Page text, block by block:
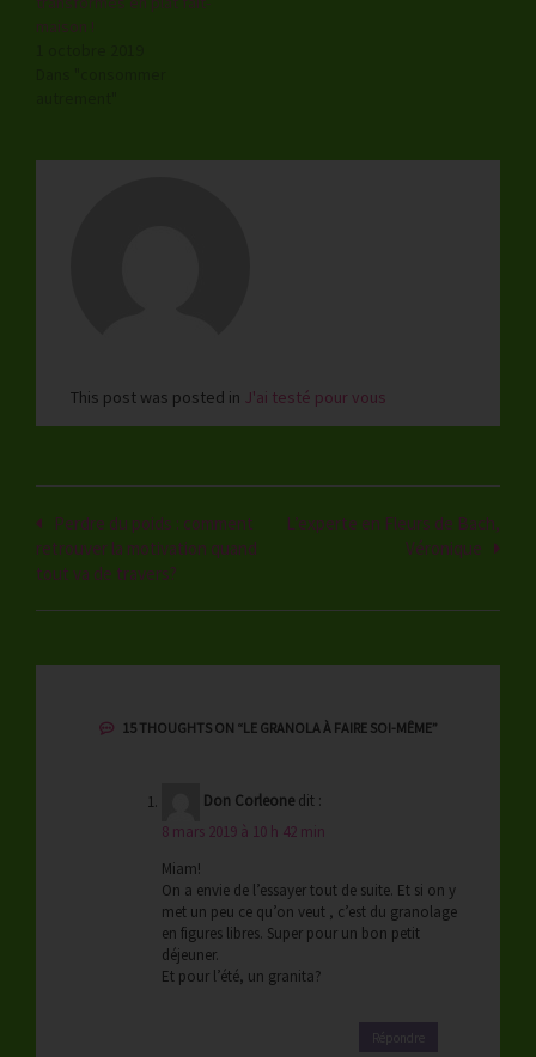
This post was posted in J'ai testé pour vous
Navigation
de
l’article
Perdre du poids : comment
retrouver la motivation quand
tout va de travers?
L’experte en Fleurs de Bach,
Véronique
15 THOUGHTS ON “LE GRANOLA À FAIRE SOI-MÊME”
Don Corleone dit :
8 mars 2019 à 10 h 42 min
Miam!
On a envie de l’essayer tout de suite. Et si on y
met un peu ce qu’on veut , c’est du granolage
en figures libres. Super pour un bon petit
déjeuner.
Et pour l’été, un granita?